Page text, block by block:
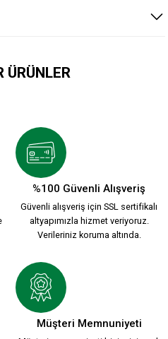
ÜRÜNLER
TL
ÇAKMAK
%100 Güvenli Alışveriş
Güvenli alışveriş için SSL sertifikalı
altyapımızla hizmet veriyoruz.
Verileriniz koruma altında.
Müşteri Memnuniyeti